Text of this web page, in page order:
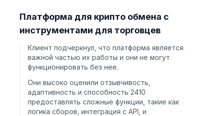
Платформа для крипто обмена с
инструментами для торговцев
Клиент подчеркнул, что платформа является
важной частью их работы и они не могут
функционировать без нее.
Они высоко оценили отзывчивость,
адаптивность и способность 2410
предоставлять сложные функции, такие как
логика сборов, интеграция с API, и